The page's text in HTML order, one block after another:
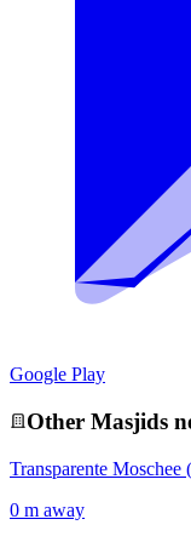
Google Play
Other Masjids
0 m away